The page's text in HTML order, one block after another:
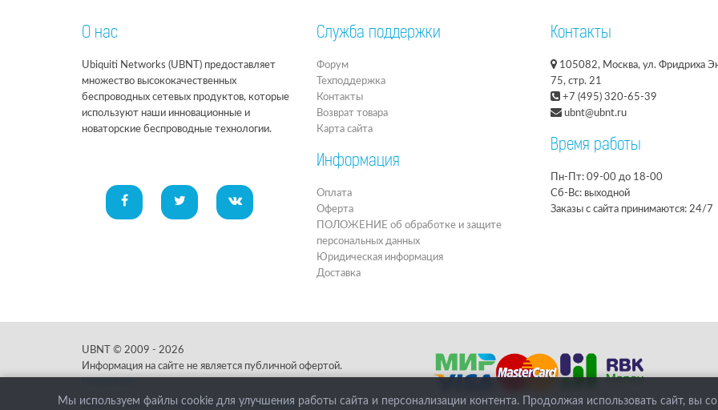
О нас
Ubiquiti Networks (UBNT) предоставляет
множество высококачественных
беспроводных сетевых продуктов, которые
используют наши инновационные и
новаторские беспроводные технологии.
Служба поддержки
Форум
Техподдержка
Контакты
Возврат товара
Карта сайта
Информация
Оплата
Оферта
ПОЛОЖЕНИЕ об обработке и защите
персональных данных
Юридическая информация
Доставка
Контакты
105082, Москва, ул. Фридриха
75, стр. 21
+7 (495) 320-65-39
ubnt@ubnt.ru
Время работы
Пн-Пт: 09-00 до 18-00
Сб-Вс: выходной
Заказы с сайта принимаются: 24/7
UBNT © 2009 - 2026
Информация на сайте не является публичной офертой.
Нашли ошибку? Выдели и жми:Ctrl+Enter
Мы используем файлы cookie для улучшения работы сайта и персонализации контента. Продолжая использовать сайт, вы